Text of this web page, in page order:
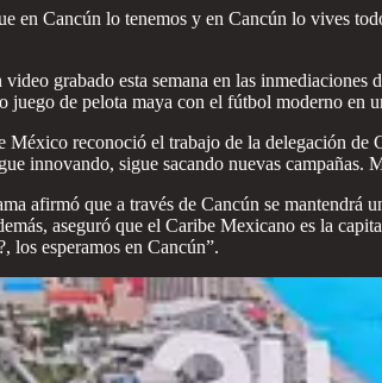
en Cancún lo tenemos y en Cancún lo vives
grabado esta semana en las
juego de pelota maya con el fútbol moderno
México reconoció el trabajo de la delegación
innovando, sigue sacando nuevas campañas.
afirmó que a través de Cancún se
aseguró que el Caribe Mexicano es la
los esperamos en Cancún”.